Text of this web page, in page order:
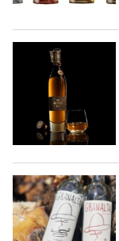
メキシコ料理
メキシコの記念日
イベント一覧
お問合せ